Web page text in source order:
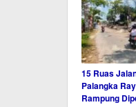
15 Ruas
Palangka
Rampung